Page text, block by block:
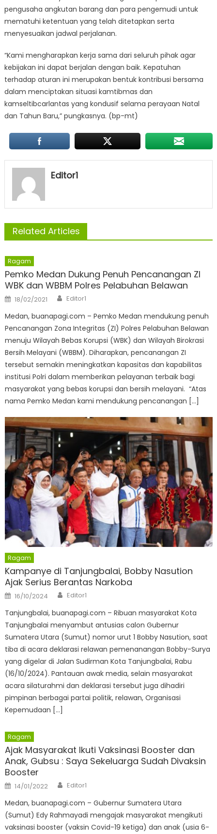
pengusaha angkutan barang dan para pengemudi untuk
mematuhi ketentuan yang telah ditetapkan serta
menyesuaikan jadwal perjalanan.
“Kami mengharapkan kerja sama dari seluruh pihak agar
kebijakan ini dapat berjalan dengan baik. Kepatuhan
terhadap aturan ini merupakan bentuk kontribusi bersama
dalam menciptakan situasi kamtibmas dan
kamseltibcarlantas yang kondusif selama perayaan Natal
dan Tahun Baru,” pungkasnya. (bp-mt)
Editor1
Related Articles
Ragam
Pemko Medan Dukung Penuh Pencanangan ZI
WBK dan WBBM Polres Pelabuhan Belawan
Posted
on
18/02/2021 Author
Editor1
Medan, buanapagi.com – Pemko Medan mendukung penuh
Pencanangan Zona Integritas (ZI) Polres Pelabuhan Belawan
menuju Wilayah Bebas Korupsi (WBK) dan Wilayah Birokrasi
Bersih Melayani (WBBM). Diharapkan, pencanangan ZI
tersebut semakin meningkatkan kapasitas dan kapabilitas
institusi Polri dalam memberikan pelayanan terbaik bagi
masyarakat yang bebas korupsi dan bersih melayani. “Atas
nama Pemko Medan kami mendukung pencanangan […]
Ragam
Kampanye di Tanjungbalai, Bobby Nasution
Ajak Serius Berantas Narkoba
Posted
on
16/10/2024 Author
Editor1
Tanjungbalai, buanapagi.com – Ribuan masyarakat Kota
Tanjungbalai menyambut antusias calon Gubernur
Sumatera Utara (Sumut) nomor urut 1 Bobby Nasution, saat
tiba di acara deklarasi relawan pemenanangan Bobby-Surya
yang digelar di Jalan Sudirman Kota Tanjungbalai, Rabu
(16/10/2024). Pantauan awak media, selain masyarakat
acara silaturahmi dan deklarasi tersebut juga dihadiri
pimpinan berbagai partai politik, relawan, Organisasi
Kepemudaan […]
Ragam
Ajak Masyarakat Ikuti Vaksinasi Booster dan
Anak, Gubsu : Saya Sekeluarga Sudah Divaksin
Booster
Posted
on
14/01/2022 Author
Editor1
Medan, buanapagi.com – Gubernur Sumatera Utara
(Sumut) Edy Rahmayadi mengajak masyarakat mengikuti
vaksinasi booster (vaksin Covid-19 ketiga) dan anak (usia 6-